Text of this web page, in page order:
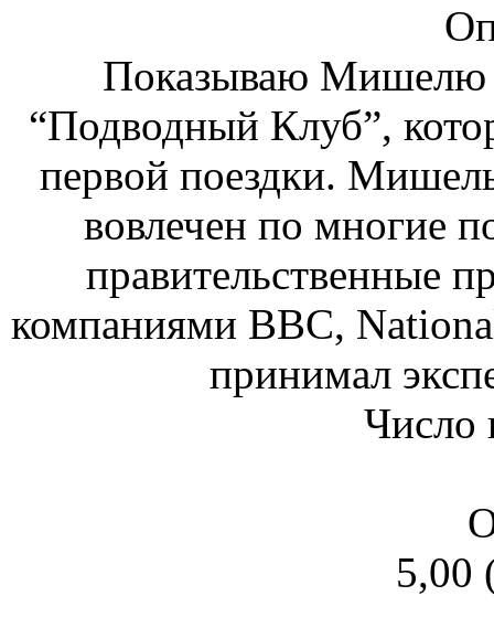
Показываю Мишелю
“Подводный Клуб”,
первой поездки.
вовлечен по многие
правительственные
компаниями BBC,
принимал
Число
5,00